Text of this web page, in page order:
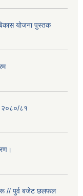
योजना पुस्तक
२०८०/८१
// पुर्व बजेट छलफल